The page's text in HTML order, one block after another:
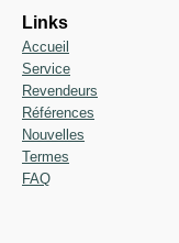
Links
Accueil
Service
Revendeurs
Références
Nouvelles
Termes
FAQ